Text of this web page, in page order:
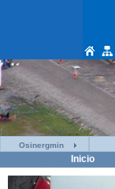
Osinergmin
Inicio